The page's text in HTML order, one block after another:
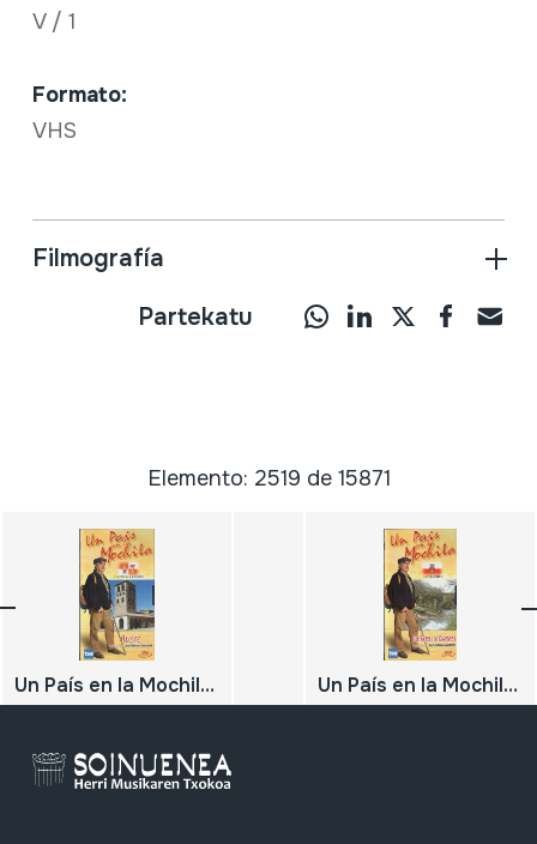
V / 1
Formato:
VHS
Filmografía
Partekatu
Elemento: 2519 de 15871
Un País en la Mochila. Aliste. Castilla y León Un País en la Mochila. Por Tierras de Cantabria. Cantabria